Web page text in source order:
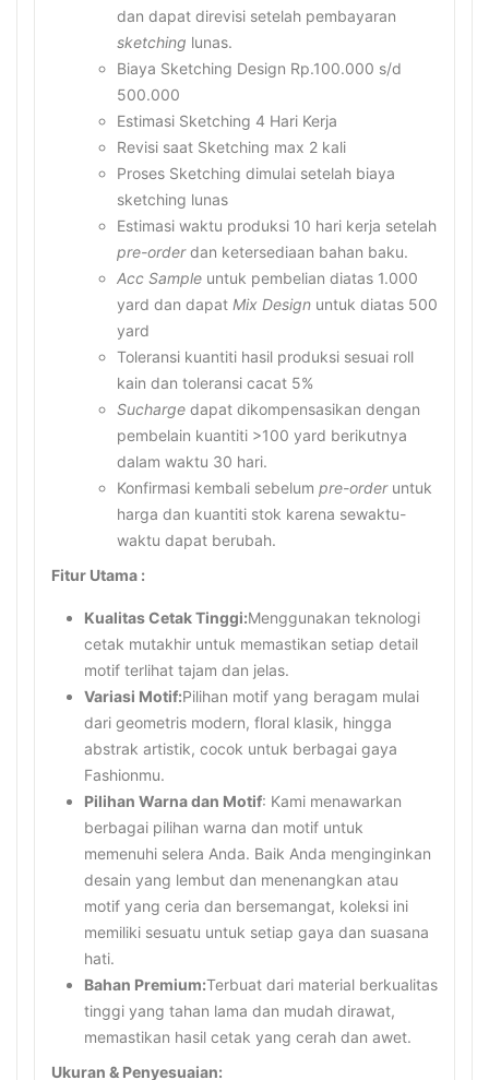
dan dapat direvisi setelah pembayaran
sketching lunas.
Biaya Sketching Design Rp.100.000 s/d
500.000
Estimasi Sketching 4 Hari Kerja
Revisi saat Sketching max 2 kali
Proses Sketching dimulai setelah biaya
sketching lunas
Estimasi waktu produksi 10 hari kerja setelah
pre-orderdan ketersediaan bahan baku.
Acc Sample untuk pembelian diatas 1.000
yard dan dapat Mix Design untuk diatas 500
yard
Toleransi kuantiti hasil produksi sesuai roll
kain dan toleransi cacat 5%
Sucharge dapat dikompensasikan dengan
pembelain kuantiti >100 yard berikutnya
dalam waktu 30 hari.
Konfirmasi kembali sebelum pre-orderuntuk
harga dan kuantiti stok karena sewaktu-
waktu dapat berubah.
Fitur Utama :
Kualitas Cetak Tinggi:Menggunakan teknologi
cetak mutakhir untuk memastikan setiap detail
motif terlihat tajam dan jelas.
Variasi Motif:Pilihan motif yang beragam mulai
dari geometris modern, floral klasik, hingga
abstrak artistik, cocok untuk berbagai gaya
Fashionmu.
Pilihan Warna dan Motif: Kami menawarkan
berbagai pilihan warna dan motif untuk
memenuhi selera Anda. Baik Anda menginginkan
desain yang lembut dan menenangkan atau
motif yang ceria dan bersemangat, koleksi ini
memiliki sesuatu untuk setiap gaya dan suasana
hati.
Bahan Premium:Terbuat dari material berkualitas
tinggi yang tahan lama dan mudah dirawat,
memastikan hasil cetak yang cerah dan awet.
Ukuran & Penyesuaian: